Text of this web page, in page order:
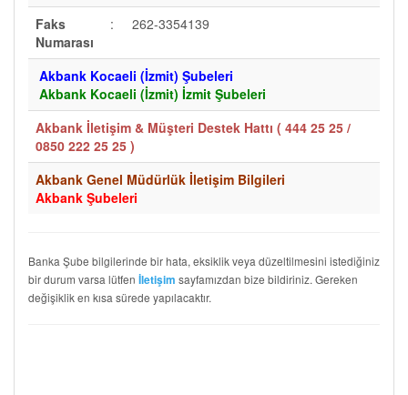
Faks
Numarası
: 262-3354139
Akbank Kocaeli (İzmit) Şubeleri
Akbank Kocaeli (İzmit) İzmit Şubeleri
Akbank İletişim & Müşteri Destek Hattı ( 444 25 25 /
0850 222 25 25 )
Akbank Genel Müdürlük İletişim Bilgileri
Akbank Şubeleri
Banka Şube bilgilerinde bir hata, eksiklik veya düzeltilmesini istediğiniz
bir durum varsa lütfen İletişim sayfamızdan bize bildiriniz. Gereken
değişiklik en kısa sürede yapılacaktır.